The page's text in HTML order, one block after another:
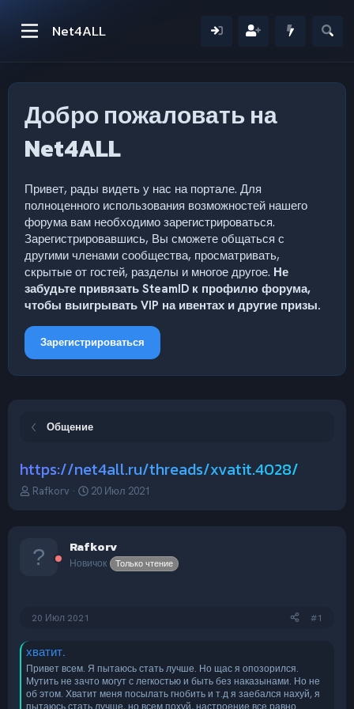
Net4ALL
Добро пожаловать на
Net4ALL
Привет, рады видеть у нас на портале. Для
полноценного использования возможностей нашего
форума вам необходимо зарегистрироваться.
Зарегистрировавшись, Вы сможете общаться с
другими членами сообщества, просматривать,
скрытые от гостей, разделы и многое другое. Не
забудьте привязать SteamID к профилю форума,
чтобы выигрывать VIP на ивентах и другие призы.
Зарегистрироваться
Общение
https://net4all.ru/threads/xvatit.4028/
А
р
Rafkorv
Д
н
а
20 Июл 2021
Rafkorv
Новичок Только чтение
20 Июл 2021 #1
хватит.
Привет всем. Я пытаюсь стать лучше. Но щас я опозорился.
Мутить не зачто могут с легкостью и быть без наказынами. Но не
об этом. Хватит меня посылать гнобить и т.д я заебался нахуй, я